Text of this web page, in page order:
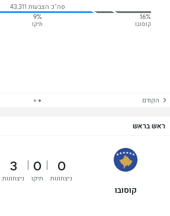
סה"כ הצבעות 43,311
16%
קוסובו
9%
תיקו
הקודם
ראש בראש
קוסובו
0
ניצחונות
0
תיקו
3
ניצחונות